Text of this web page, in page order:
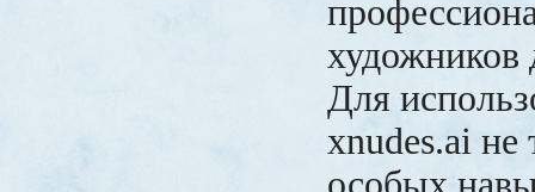
художников
Для
xnudes.ai не